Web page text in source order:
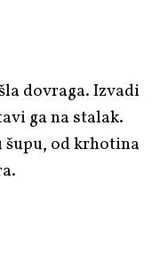
dovraga. Izvadi
ga na stalak.
šupu, od krhotina